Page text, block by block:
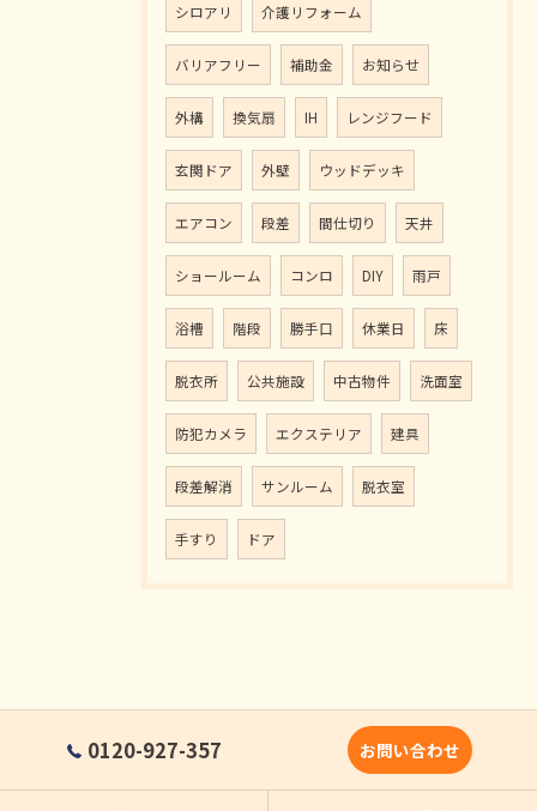
シロアリ 介護リフォーム
バリアフリー 補助金 お知らせ
外構 換気扇 IH レンジフード
玄関ドア 外壁 ウッドデッキ
エアコン 段差 間仕切り 天井
ショールーム コンロ DIY 雨戸
浴槽 階段 勝手口 休業日 床
脱衣所 公共施設 中古物件 洗面室
防犯カメラ エクステリア 建具
段差解消 サンルーム 脱衣室
手すり ドア
0120-927-357 お問い合わせ